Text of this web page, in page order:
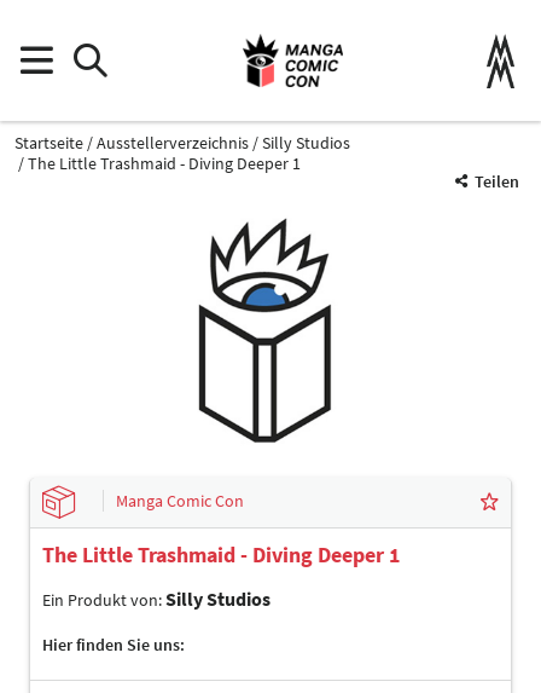
Startseite Ausstellerverzeichnis
Silly Studios
The Little Trashmaid - Diving Deeper 1
Teilen
Manga Comic Con
The Little Trashmaid - Diving Deeper 1
Ein Produkt von:Silly Studios
Hier finden Sie uns: